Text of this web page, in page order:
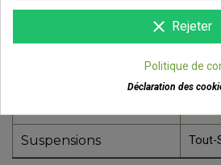
Pratique Tout-
Type De Freins
ONNA
Suspensions Tout-
clear Rejeter
Politique de
Déclaration des